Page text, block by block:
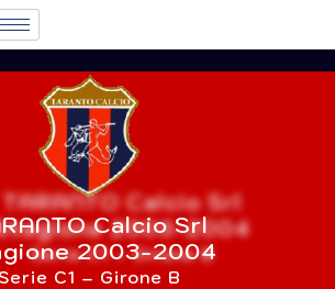
Calcio Srl
2003-2004
C1 – Girone B